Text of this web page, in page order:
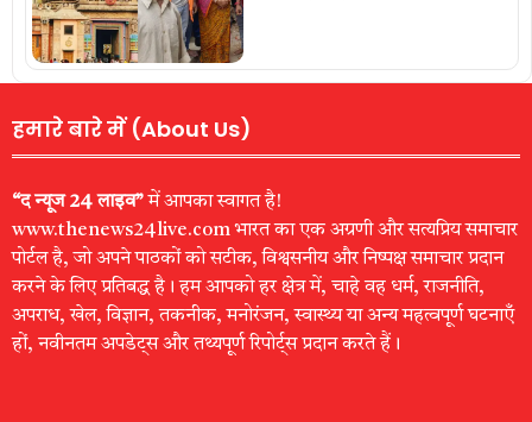
हमारे बारे में (About Us)
“द न्यूज 24 लाइव”में आपका स्वागत है!
www.thenews24live.com भारत का एक अग्रणी और सत्यप्रिय समाचार
पोर्टल है, जो अपने पाठकों को सटीक, विश्वसनीय और निष्पक्ष समाचार प्रदान
करने के लिए प्रतिबद्ध है। हम आपको हर क्षेत्र में, चाहे वह धर्म, राजनीति,
अपराध, खेल, विज्ञान, तकनीक, मनोरंजन, स्वास्थ्य या अन्य महत्वपूर्ण घटनाएँ
हों, नवीनतम अपडेट्स और तथ्यपूर्ण रिपोर्ट्स प्रदान करते हैं।